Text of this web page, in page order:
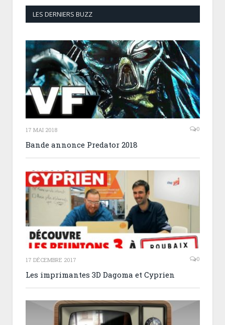
LES DERNIERS BUZZ
17 MAI 2018 0
Bande annonce Predator 2018
17 DÉCEMBRE 2017 0
Les imprimantes 3D Dagoma et Cyprien